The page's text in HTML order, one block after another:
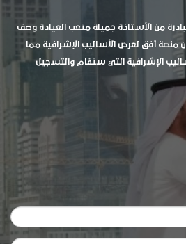
من الأستاذة جميلة متعب العيادة وصف
منصة أفق لعرض الأساليب الإشرافية مما
الإشرافية التي ستقام والتسجيل